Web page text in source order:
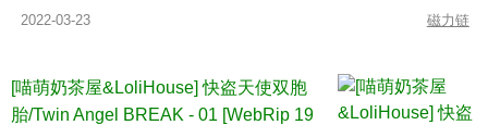
2022-03-23 磁力链
[喵萌奶茶屋&LoliHouse] 快盗天使双胞
胎/Twin Angel BREAK - 01 [WebRip 19